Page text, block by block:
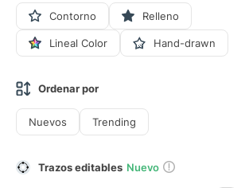
Contorno Relleno
Lineal Color Hand-drawn
Ordenar por
Nuevos Trending
Trazos editables Nuevo